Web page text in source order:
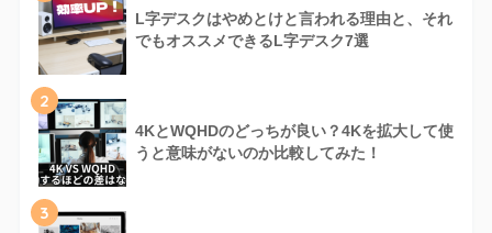
L字デスクはやめとけと言われる理由と、それ
でもオススメできるL字デスク7選
2
4KとWQHDのどっちが良い？4Kを拡大して使
うと意味がないのか比較してみた！
3